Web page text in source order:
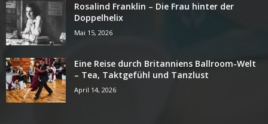
Rosalind Franklin – Die Frau hinter der
Doppelhelix
Mai 15, 2026
Eine Reise durch Britanniens Ballroom-Welt
– Tea, Taktgefühl und Tanzlust
April 14, 2026